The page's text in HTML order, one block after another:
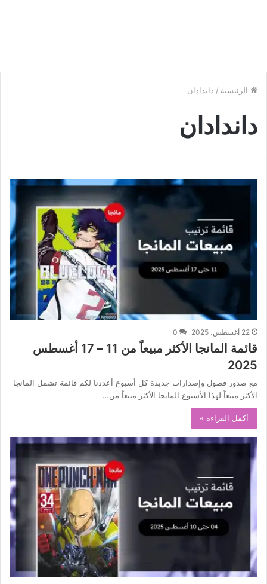
الرئيسية / داندادان
داندادان
22 أغسطس، 2025 0
قائمة المانجا الأكثر مبيعاً من 11 – 17 أغسطس
2025
مع صدور فصول وإصدارات جديدة كل أسبوع أعددنا لكم قائمة تشمل المانجا
الأكثر مبيعاً لهذا الأسبوع المانجا الأكثر مبيعاً من…
أكمل القراءة »